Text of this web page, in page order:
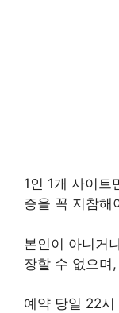
1인 1개 사이트
증을 꼭 지참해
본인이 아니거
장할 수 없으며,
예약 당일 22